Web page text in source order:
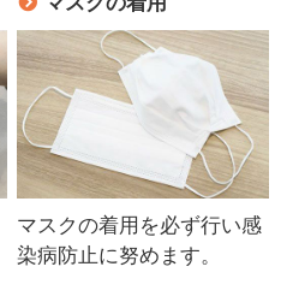
マスクの着用を必ず行い感
染病防止に努めます。